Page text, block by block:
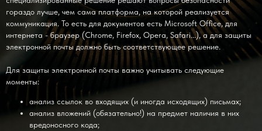
гораздо лучше, чем сама платформа, на которой реализуется
коммуникация. То есть для документов есть Microsoft Office, для
интернета - браузер (Chrome, Firefox, Opera, Safari...), а для защиты
электронной почты должно быть соответствующее решение.
Для защиты электронной почты важно учитывать следующие
моменты:
анализ ссылок во входящих (и иногда исходящих) письмах;
анализ вложений (обязательно!) на предмет наличия в них
вредоносного кода;